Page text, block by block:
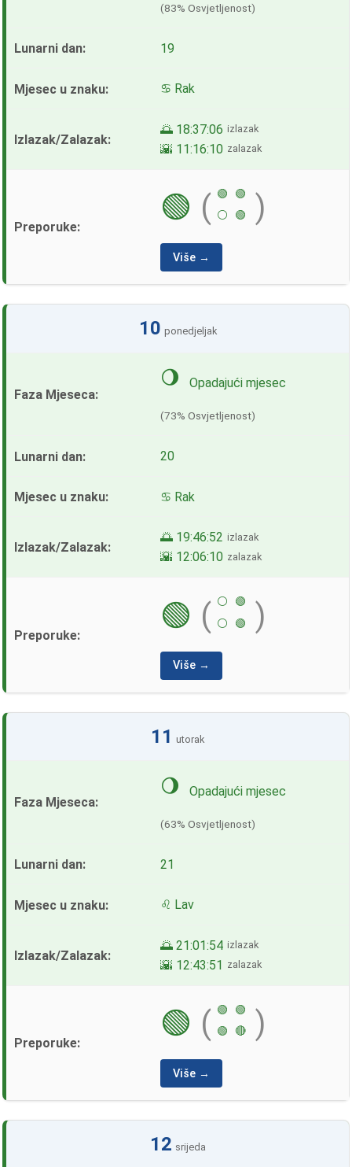
(83% Osvjetljenost)
19
♋ Rak
🌅 18:37:06 izlazak
🌇 11:16:10 zalazak
🟢 ( 🟢
🟢
⚪
🟢 )
Više →
10 ponedjeljak
🌖 Opadajući mjesec
(73% Osvjetljenost)
20
♋ Rak
🌅 19:46:52 izlazak
🌇 12:06:10 zalazak
🟢 ( ⚪
🟢
⚪
🟢 )
Više →
11 utorak
🌖 Opadajući mjesec
(63% Osvjetljenost)
21
♌ Lav
🌅 21:01:54 izlazak
🌇 12:43:51 zalazak
🟢 ( 🟢
🟢
🟢
🔴 )
Više →
12 srijeda